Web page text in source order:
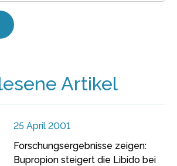
Artikel
25 April 2001
Forschungsergebnisse zeigen:
Bupropion steigert die Libido bei